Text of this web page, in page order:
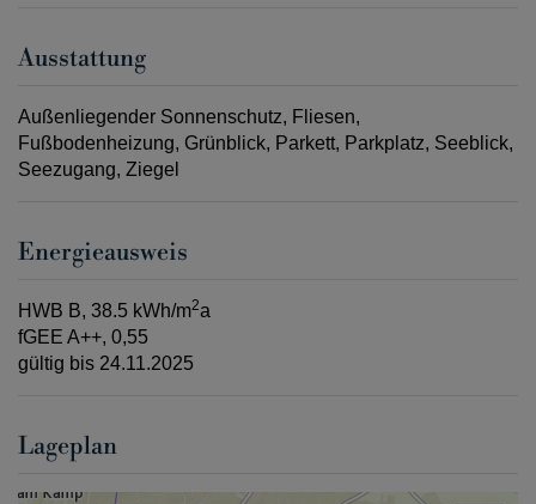
Ausstattung
Außenliegender Sonnenschutz
Fliesen
Fußbodenheizung Grünblick Parkett Parkplatz Seeblick
Seezugang Ziegel
Energieausweis
HWB B, 38.5 kWh/m2a
fGEE A++, 0,55
gültig bis 24.11.2025
Lageplan